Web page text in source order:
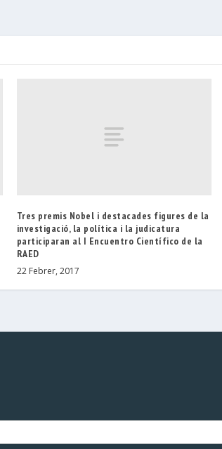
Tres premis Nobel i destacades figures de la
investigació, la política i la judicatura
participaran al I Encuentro Científico de la
RAED
22 Febrer, 2017